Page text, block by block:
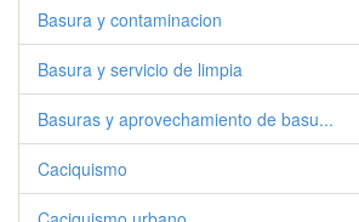
Basura y contaminacion
Basura y servicio de limpia
Basuras y aprovechamiento de basu...
Caciquismo